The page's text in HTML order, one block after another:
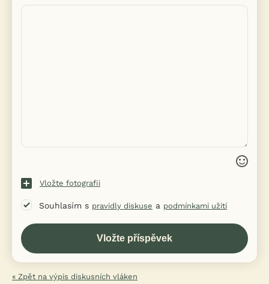
Vložte fotografii
Souhlasím s pravidly diskuse a podmínkami užití
« Zpět na výpis diskusních vláken